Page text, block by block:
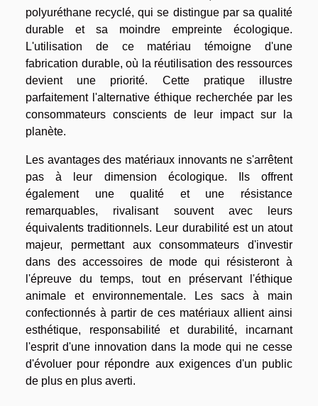
polyuréthane recyclé, qui se distingue par sa qualité
durable et sa moindre empreinte écologique.
L'utilisation de ce matériau témoigne d'une
fabrication durable, où la réutilisation des ressources
devient une priorité. Cette pratique illustre
parfaitement l'alternative éthique recherchée par les
consommateurs conscients de leur impact sur la
planète.
Les avantages des matériaux innovants ne s'arrêtent
pas à leur dimension écologique. Ils offrent
également une qualité et une résistance
remarquables, rivalisant souvent avec leurs
équivalents traditionnels. Leur durabilité est un atout
majeur, permettant aux consommateurs d'investir
dans des accessoires de mode qui résisteront à
l'épreuve du temps, tout en préservant l'éthique
animale et environnementale. Les sacs à main
confectionnés à partir de ces matériaux allient ainsi
esthétique, responsabilité et durabilité, incarnant
l'esprit d'une innovation dans la mode qui ne cesse
d'évoluer pour répondre aux exigences d'un public
de plus en plus averti.